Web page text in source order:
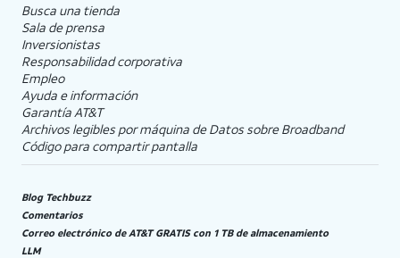
Busca una tienda
Sala de prensa
Inversionistas
Responsabilidad corporativa
Empleo
Ayuda e información
Garantía AT&T
Archivos legibles por máquina de Datos sobre Broadband
Código para compartir pantalla
Blog Techbuzz
Comentarios
Correo electrónico de AT&T GRATIS con 1 TB de almacenamiento
LLM